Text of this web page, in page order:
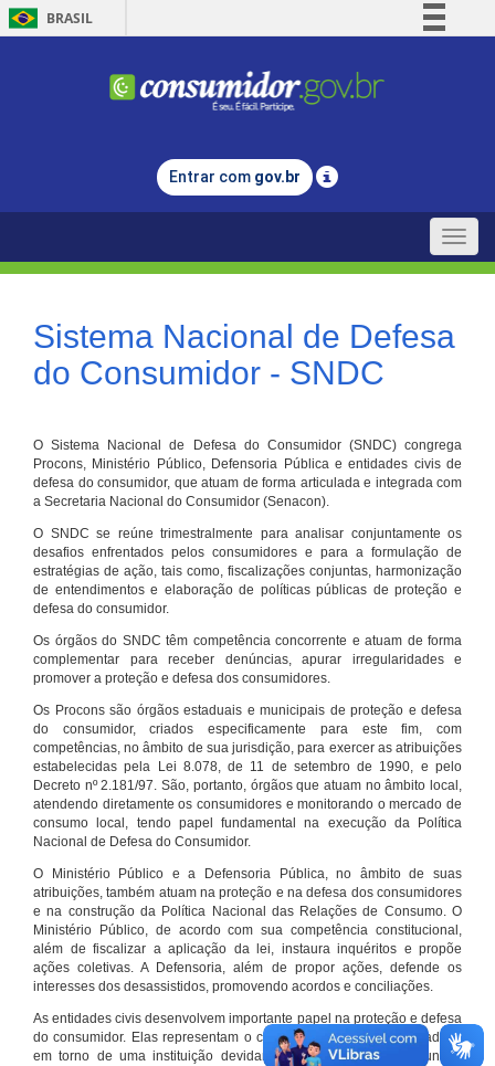
BRASIL
Comunica BR
Legislação
Entrar com gov.br
Toggle
Sistema Nacional de Defesa
do Consumidor - SNDC
O Sistema Nacional de Defesa do Consumidor (SNDC) congrega
Procons, Ministério Público, Defensoria Pública e entidades civis de
defesa do consumidor, que atuam de forma articulada e integrada com
a Secretaria Nacional do Consumidor (Senacon).
O SNDC se reúne trimestralmente para analisar conjuntamente os
desafios enfrentados pelos consumidores e para a formulação de
estratégias de ação, tais como, fiscalizações conjuntas, harmonização
de entendimentos e elaboração de políticas públicas de proteção e
defesa do consumidor.
Os órgãos do SNDC têm competência concorrente e atuam de forma
complementar para receber denúncias, apurar irregularidades e
promover a proteção e defesa dos consumidores.
Os Procons são órgãos estaduais e municipais de proteção e defesa
do consumidor, criados especificamente para este fim, com
competências, no âmbito de sua jurisdição, para exercer as atribuições
estabelecidas pela Lei 8.078, de 11 de setembro de 1990, e pelo
Decreto nº 2.181/97. São, portanto, órgãos que atuam no âmbito local,
atendendo diretamente os consumidores e monitorando o mercado de
consumo local, tendo papel fundamental na execução da Política
Nacional de Defesa do Consumidor.
O Ministério Público e a Defensoria Pública, no âmbito de suas
atribuições, também atuam na proteção e na defesa dos consumidores
e na construção da Política Nacional das Relações de Consumo. O
Ministério Público, de acordo com sua competência constitucional,
além de fiscalizar a aplicação da lei, instaura inquéritos e propõe
ações coletivas. A Defensoria, além de propor ações, defende os
interesses dos desassistidos, promovendo acordos e conciliações.
As entidades civis desenvolvem importante papel na proteção e defesa
do consumidor. Elas representam o conjunto organizado de cidadãos
em torno de uma instituição devidamente registrada e com função